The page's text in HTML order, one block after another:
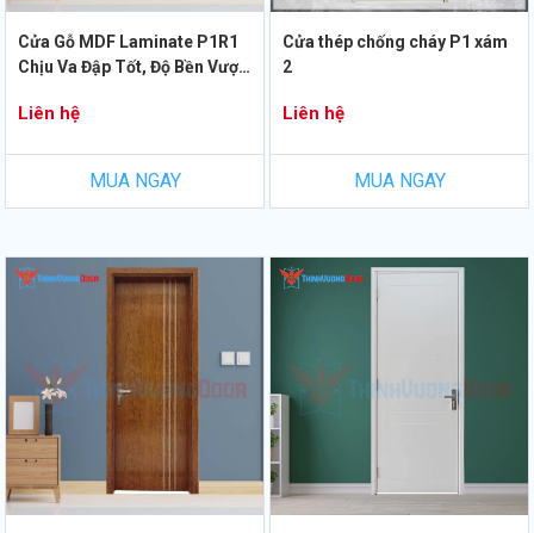
Cửa Gỗ MDF Laminate P1R1
Chịu Va Đập Tốt, Độ Bền Vượt
Liên hệ
MUA NGAY
Cửa thép chống cháy P1 xám
2
Liên hệ
MUA NGAY